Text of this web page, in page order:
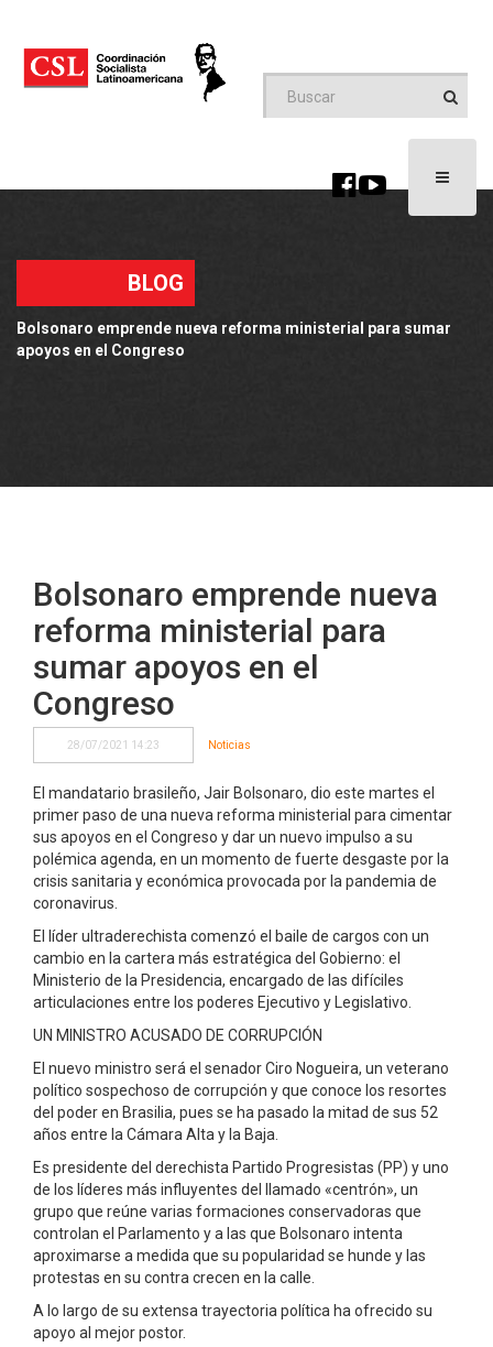
Toggle
BLOG
Bolsonaro emprende nueva reforma ministerial para sumar
apoyos en el Congreso
Bolsonaro emprende nueva
reforma ministerial para
sumar apoyos en el
Congreso
28/07/2021 14:23 Noticias
El mandatario brasileño, Jair Bolsonaro, dio este martes el
primer paso de una nueva reforma ministerial para cimentar
sus apoyos en el Congreso y dar un nuevo impulso a su
polémica agenda, en un momento de fuerte desgaste por la
crisis sanitaria y económica provocada por la pandemia de
coronavirus.
El líder ultraderechista comenzó el baile de cargos con un
cambio en la cartera más estratégica del Gobierno: el
Ministerio de la Presidencia, encargado de las difíciles
articulaciones entre los poderes Ejecutivo y Legislativo.
UN MINISTRO ACUSADO DE CORRUPCIÓN
El nuevo ministro será el senador Ciro Nogueira, un veterano
político sospechoso de corrupción y que conoce los resortes
del poder en Brasilia, pues se ha pasado la mitad de sus 52
años entre la Cámara Alta y la Baja.
Es presidente del derechista Partido Progresistas (PP) y uno
de los líderes más influyentes del llamado «centrón», un
grupo que reúne varias formaciones conservadoras que
controlan el Parlamento y a las que Bolsonaro intenta
aproximarse a medida que su popularidad se hunde y las
protestas en su contra crecen en la calle.
A lo largo de su extensa trayectoria política ha ofrecido su
apoyo al mejor postor.